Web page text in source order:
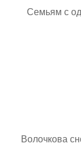
Семьям с
Волочкова